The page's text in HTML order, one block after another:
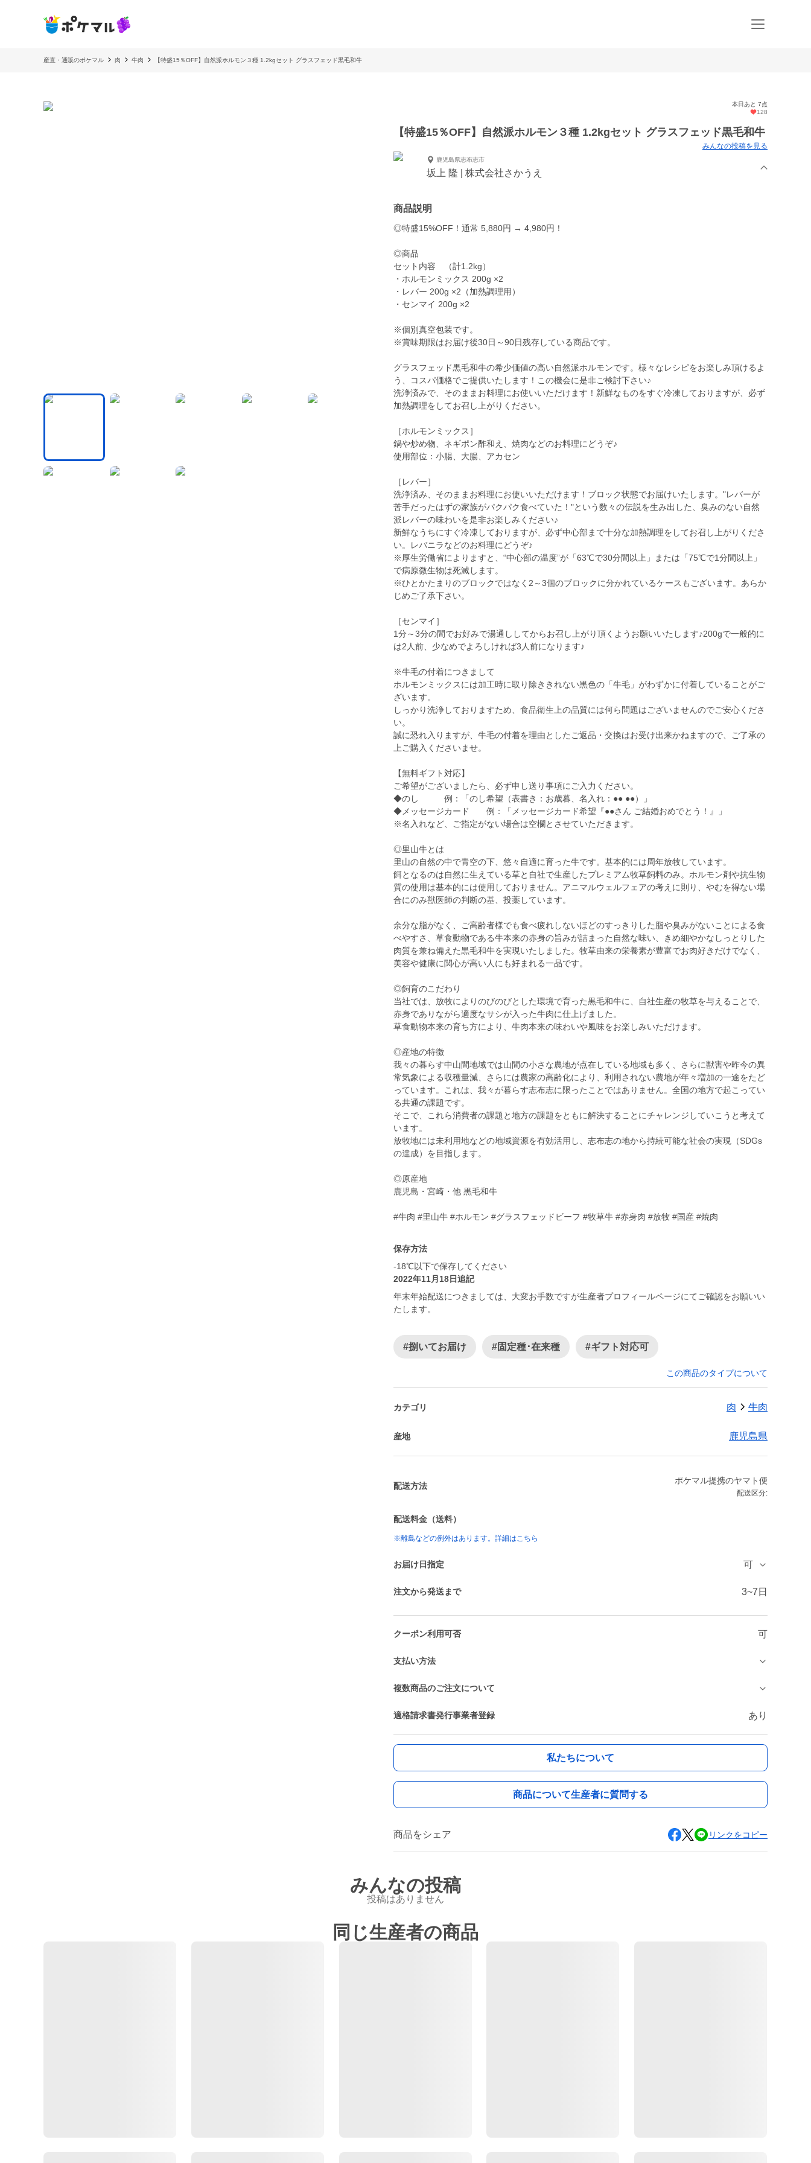
産直・通販のポケマル 肉 牛肉 【特盛15％OFF】自然派ホルモン３種 1.2kgセット グラスフェッド黒毛和牛
本日あと 7点
128
【特盛15％OFF】自然派ホルモン３種 1.2kgセット グラスフェッド黒毛和牛
みんなの投稿を見る
鹿児島県志布志市
坂上 隆 | 株式会社さかうえ
商品説明
◎特盛15%OFF！通常 5,880円 → 4,980円！
◎商品
セット内容 （計1.2kg）
・ホルモンミックス 200g ×2
・レバー 200g ×2（加熱調理用）
・センマイ 200g ×2
※個別真空包装です。
※賞味期限はお届け後30日～90日残存している商品です。
グラスフェッド黒毛和牛の希少価値の高い自然派ホルモンです。様々なレシピをお楽しみ頂けるよ
う、コスパ価格でご提供いたします！この機会に是非ご検討下さい♪
洗浄済みで、そのままお料理にお使いいただけます！新鮮なものをすぐ冷凍しておりますが、必ず
加熱調理をしてお召し上がりください。
［ホルモンミックス］
鍋や炒め物、ネギポン酢和え、焼肉などのお料理にどうぞ♪
使用部位：小腸、大腸、アカセン
［レバー］
洗浄済み、そのままお料理にお使いいただけます！ブロック状態でお届けいたします。"レバーが
苦手だったはずの家族がパクパク食べていた！"という数々の伝説を生み出した、臭みのない自然
派レバーの味わいを是非お楽しみください♪
新鮮なうちにすぐ冷凍しておりますが、必ず中心部まで十分な加熱調理をしてお召し上がりくださ
い。レバニラなどのお料理にどうぞ♪
※厚生労働省によりますと、“中心部の温度”が「63℃で30分間以上」または「75℃で1分間以上」
で病原微生物は死滅します。
※ひとかたまりのブロックではなく2～3個のブロックに分かれているケースもございます。あらか
じめご了承下さい。
［センマイ］
1分～3分の間でお好みで湯通ししてからお召し上がり頂くようお願いいたします♪200gで一般的に
は2人前、少なめでよろしければ3人前になります♪
※牛毛の付着につきまして
ホルモンミックスには加工時に取り除ききれない黒色の「牛毛」がわずかに付着していることがご
ざいます。
しっかり洗浄しておりますため、食品衛生上の品質には何ら問題はございませんのでご安心くださ
い。
誠に恐れ入りますが、牛毛の付着を理由としたご返品・交換はお受け出来かねますので、ご了承の
上ご購入くださいませ。
【無料ギフト対応】
ご希望がございましたら、必ず申し送り事項にご入力ください。
◆のし 例：「のし希望（表書き：お歳暮、名入れ：●● ●●）」
◆メッセージカード 例：「メッセージカード希望『●●さん ご結婚おめでとう！』」
※名入れなど、ご指定がない場合は空欄とさせていただきます。
◎里山牛とは
里山の自然の中で青空の下、悠々自適に育った牛です。基本的には周年放牧しています。
餌となるのは自然に生えている草と自社で生産したプレミアム牧草飼料のみ。ホルモン剤や抗生物
質の使用は基本的には使用しておりません。アニマルウェルフェアの考えに則り、やむを得ない場
合にのみ獣医師の判断の基、投薬しています。
余分な脂がなく、ご高齢者様でも食べ疲れしないほどのすっきりした脂や臭みがないことによる食
べやすさ、草食動物である牛本来の赤身の旨みが詰まった自然な味い、きめ細やかなしっとりした
肉質を兼ね備えた黒毛和牛を実現いたしました。牧草由来の栄養素が豊富でお肉好きだけでなく、
美容や健康に関心が高い人にも好まれる一品です。
◎飼育のこだわり
当社では、放牧によりのびのびとした環境で育った黒毛和牛に、自社生産の牧草を与えることで、
赤身でありながら適度なサシが入った牛肉に仕上げました。
草食動物本来の育ち方により、牛肉本来の味わいや風味をお楽しみいただけます。
◎産地の特徴
我々の暮らす中山間地域では山間の小さな農地が点在している地域も多く、さらに獣害や昨今の異
常気象による収穫量減、さらには農家の高齢化により、利用されない農地が年々増加の一途をたど
っています。これは、我々が暮らす志布志に限ったことではありません。全国の地方で起こってい
る共通の課題です。
そこで、これら消費者の課題と地方の課題をともに解決することにチャレンジしていこうと考えて
います。
放牧地には未利用地などの地域資源を有効活用し、志布志の地から持続可能な社会の実現（SDGs
の達成）を目指します。
◎原産地
鹿児島・宮崎・他 黒毛和牛
#牛肉 #里山牛 #ホルモン #グラスフェッドビーフ #牧草牛 #赤身肉 #放牧 #国産 #焼肉
保存方法
-18℃以下で保存してください
2022年11月18日追記
年末年始配送につきましては、大変お手数ですが生産者プロフィールページにてご確認をお願いい
たします。
#捌いてお届け #固定種･在来種 #ギフト対応可
この商品のタイプについて
カテゴリ 肉 牛肉
産地 鹿児島県
配送方法
ポケマル提携のヤマト便
配送区分:
配送料金（送料）
※離島などの例外はあります。詳細はこちら
お届け日指定 可
注文から発送まで 3~7日
クーポン利用可否 可
支払い方法
複数商品のご注文について
適格請求書発行事業者登録 あり
私たちについて
商品について生産者に質問する
商品をシェア リンクをコピー
みんなの投稿
投稿はありません
同じ生産者の商品